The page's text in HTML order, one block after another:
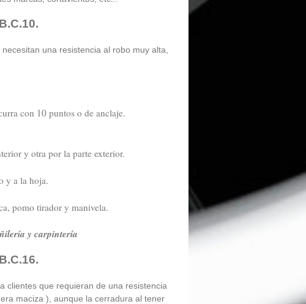
una resistencia al robo muy alta,
con 10 puntos o de anclaje.
y otra por la parte exterior.
y a la hoja.
pomo tirador y manivela.
y carpintería
clientes que requieran de una resistencia
maciza ), aunque la cerradura al tener